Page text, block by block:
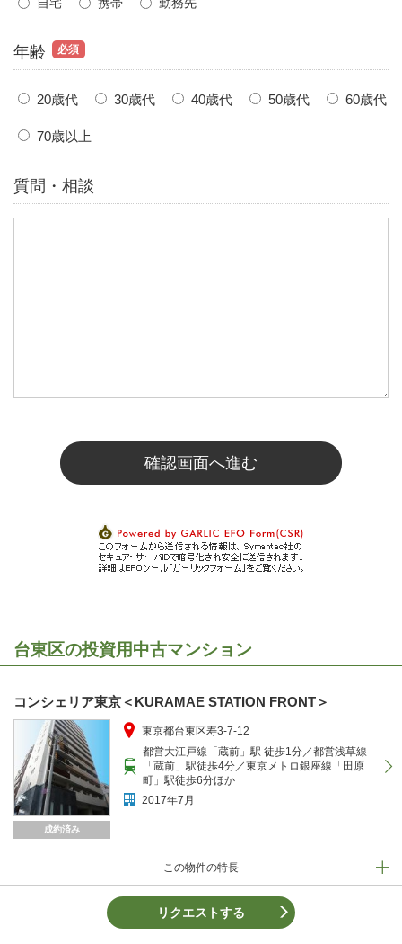
台東区の投資用中古マンション
コンシェリア東京＜KURAMAE STATION FRONT＞
成約済み
この物件の特長
東京都台東区寿3-7-12
都営大江戸線「蔵前」駅 徒歩1分／都営浅草線
「蔵前」駅徒歩4分／東京メトロ銀座線「田原
町」駅徒歩6分ほか
2017年7月
リクエストする